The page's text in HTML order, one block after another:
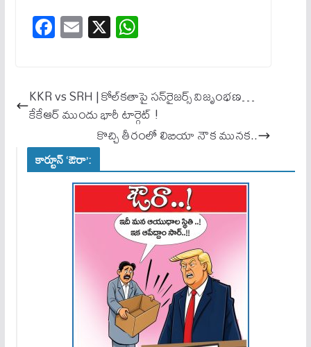
Fa
ce
ok
E
m
X W
ha
A
pp
KKR vs SRH | కోల్‌కతాపై సన్‌రైజర్స్ విజృంభణ…
కేకేఆర్ ముందు భారీ టార్గెట్ !
కొచ్చి తీరంలో లిబియా నౌక మునక..
కార్టూన్ ‘ఔరా’: